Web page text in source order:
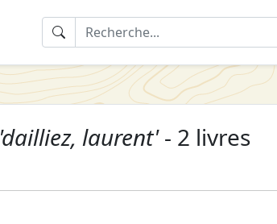
'dailliez, laurent'- 2 livres